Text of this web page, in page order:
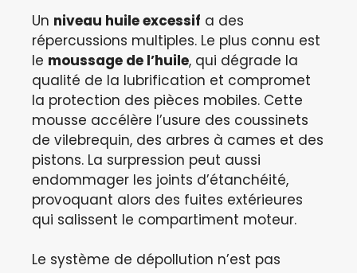
Un niveau huile excessif a des
répercussions multiples. Le plus connu est
le moussage de l’huile, qui dégrade la
qualité de la lubrification et compromet
la protection des pièces mobiles. Cette
mousse accélère l’usure des coussinets
de vilebrequin, des arbres à cames et des
pistons. La surpression peut aussi
endommager les joints d’étanchéité,
provoquant alors des fuites extérieures
qui salissent le compartiment moteur.
Le système de dépollution n’est pas